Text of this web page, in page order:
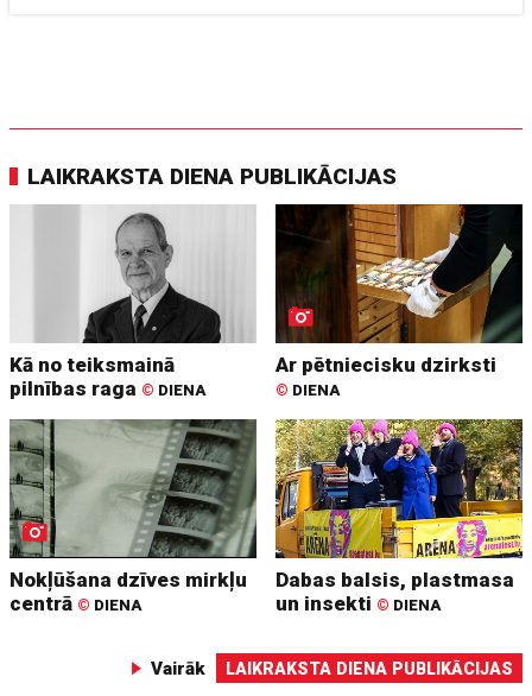
LAIKRAKSTA DIENA PUBLIKĀCIJAS
Kā no teiksmainā
pilnības raga © DIENA
Ar pētniecisku dzirksti
© DIENA
Nokļūšana dzīves mirkļu
centrā © DIENA
Dabas balsis, plastmasa
un insekti © DIENA
Vairāk LAIKRAKSTA DIENA PUBLIKĀCIJAS